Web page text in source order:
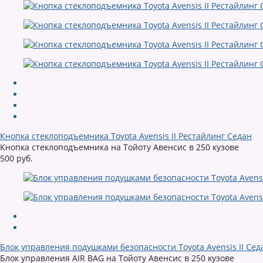
Кнопка стеклоподъемника Toyota Avensis II Рестайлинг Седан
Кнопка стеклоподъемника на Тойоту Авенсис в 250 кузове
500 руб.
Блок управления подушками безопасности Toyota Avensis II
Блок управления AIR BAG на Тойоту Авенсис в 250 кузове